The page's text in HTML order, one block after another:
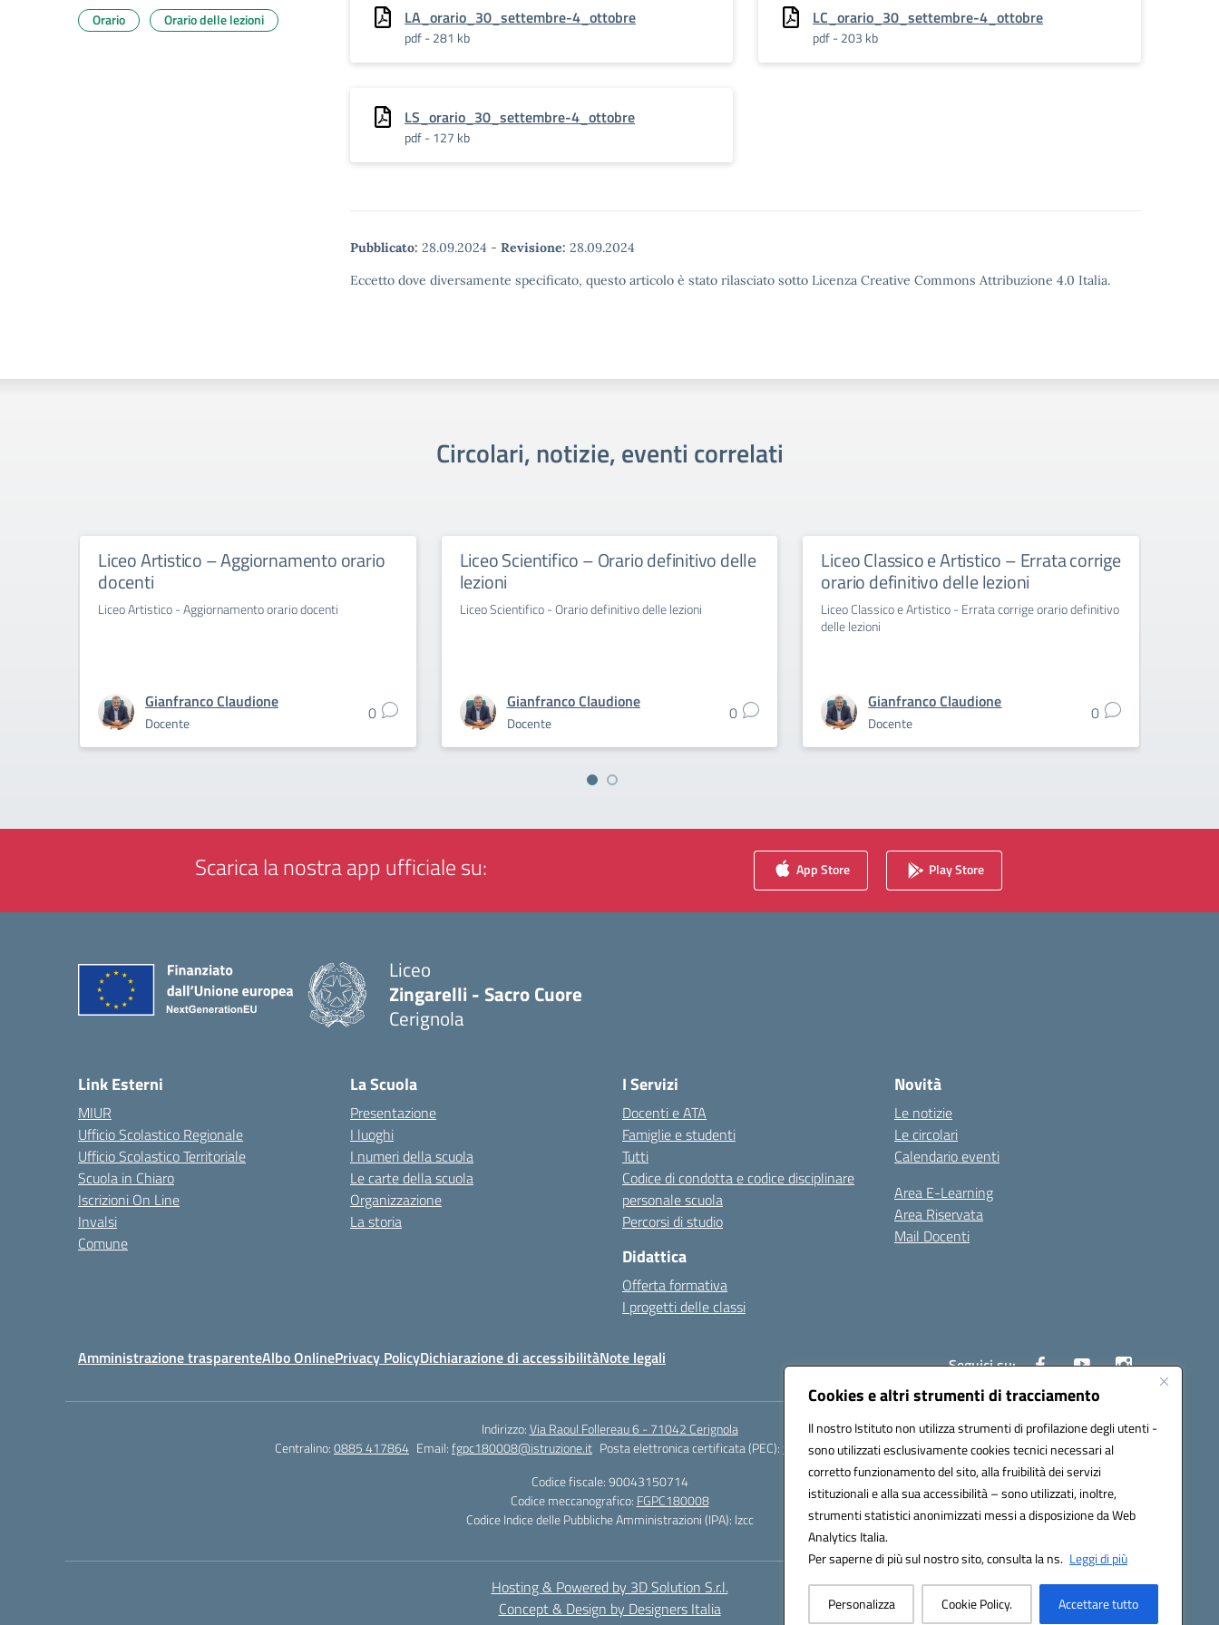
Cookies e altri strumenti di tracciamento
Il nostro Istituto non utilizza strumenti di profilazione degli utenti -
sono utilizzati esclusivamente cookies tecnici necessari al
corretto funzionamento del sito, alla fruibilità dei servizi
istituzionali e alla sua accessibilità – sono utilizzati, inoltre,
strumenti statistici anonimizzati messi a disposizione da Web
Analytics Italia.
Per saperne di più sul nostro sito, consulta la ns. Leggi di più
Personalizza Cookie Policy. Accettare tutto
LA_orario_30_settembre-4_ottobre
pdf - 281 kb
LC_orario_30_settembre-4_ottobre
pdf - 203 kb
LS_orario_30_settembre-4_ottobre
pdf - 127 kb
Pubblicato: 28.09.2024 - Revisione: 28.09.2024
Eccetto dove diversamente specificato, questo articolo è stato rilasciato sotto Licenza Creative Commons Attribuzione 4.0 Italia.
Orario Orario delle lezioni
Circolari, notizie, eventi correlati
Liceo Artistico – Aggiornamento orario
docenti
Liceo Artistico - Aggiornamento orario docenti
Gianfranco Claudione
Docente 0
Liceo Scientifico – Orario definitivo delle
lezioni
Liceo Scientifico - Orario definitivo delle lezioni
Gianfranco Claudione
Docente 0
Liceo Classico e Artistico – Errata corrige
orario definitivo delle lezioni
Liceo Classico e Artistico - Errata corrige orario definitivo
delle lezioni
Gianfranco Claudione
Docente 0
Scarica la nostra app ufficiale su: App Store Play Store
Liceo
Zingarelli - Sacro Cuore
Cerignola
Link Esterni
MIUR
Ufficio Scolastico Regionale
Ufficio Scolastico Territoriale
Scuola in Chiaro
Iscrizioni On Line
Invalsi
Comune
La Scuola
Presentazione
I luoghi
I numeri della scuola
Le carte della scuola
Organizzazione
La storia
I Servizi
Docenti e ATA
Famiglie e studenti
Tutti
Codice di condotta e codice disciplinare
personale scuola
Percorsi di studio
Didattica
Offerta formativa
I progetti delle classi
Novità
Le notizie
Le circolari
Calendario eventi
Area E-Learning
Area Riservata
Mail Docenti
Amministrazione trasparenteAlbo OnlinePrivacy PolicyDichiarazione di accessibilitàNote legali Seguici su:
Indirizzo:Via Raoul Follereau 6 - 71042 Cerignola
Centralino:0885 417864 Email:fgpc180008@istruzione.it Posta elettronica certificata (PEC):fgpc180008@pec.istruzione.it
Codice fiscale: 90043150714
Codice meccanografico: FGPC180008
Codice Indice delle Pubbliche Amministrazioni (IPA): lzcc
Hosting & Powered by 3D Solution S.r.l.
Concept & Design by Designers Italia